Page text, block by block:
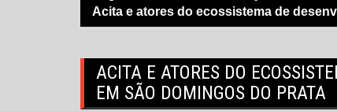
Acita e atores do ecossistema de
ACITA E ATORES DO
EM SÃO DOMINGOS DO PRATA